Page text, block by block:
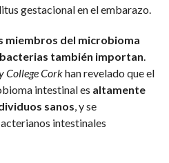
gestacional en el embarazo.
miembros del microbioma
también importan
College Corkhan revelado que el
intestinal es altamente
sanos , y se
intestinales